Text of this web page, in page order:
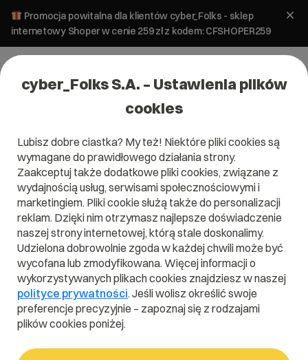
Promocja powitalna dla klientów cyber_Folks - sklep
internetowy Shoper w cenie 259 zł z kodem: CFSHOPER259
>Kategoria pomocy dla:
Zarządzanie kontami
pocztowymi
Wszystko, co musisz wiedzieć o zakładaniu i usuwaniu kont
poczty w cyber_Folks. Czytaj artykuły pomocy i dowiedz się,
jak utworzyć konto pocztowe, jak ustawić wiadomości
urlopowe i jak wygenerować klucz DKIM.
Jak uwierzytelnić domenę do wysyłki w
cyber_Folks S.A. – Ustawienia plików
cookies
Lubisz dobre ciastka? My też! Niektóre pliki cookies są
wymagane do prawidłowego działania strony.
Zaakceptuj także dodatkowe pliki cookies, związane z
wydajnością usług, serwisami społecznościowymi i
marketingiem. Pliki cookie służą także do personalizacji
reklam. Dzięki nim otrzymasz najlepsze doświadczenie
naszej strony internetowej, którą stale doskonalimy.
Udzielona dobrowolnie zgoda w każdej chwili może być
wycofana lub zmodyfikowana. Więcej informacji o
wykorzystywanych plikach cookies znajdziesz w naszej
polityce prywatności. Jeśli wolisz określić swoje
preferencje precyzyjnie – zapoznaj się z rodzajami
plików cookies poniżej.